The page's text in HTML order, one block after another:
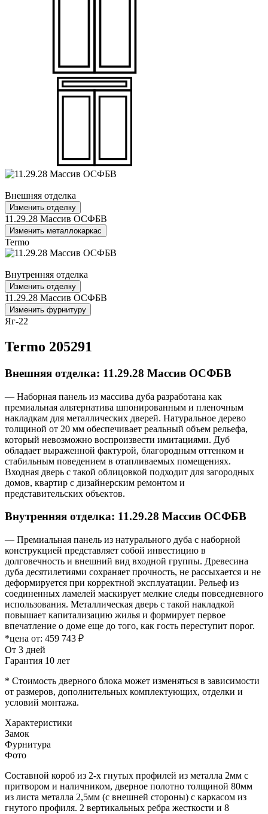
Внешняя отделка
Изменить отделку
11.29.28 Массив ОСФБВ
Изменить металлокаркас
Termo
Внутренняя отделка
Изменить отделку
11.29.28 Массив ОСФБВ
Изменить фурнитуру
Яг-22
Termo 205291
Внешняя отделка: 11.29.28 Массив ОСФБВ
— Наборная панель из массива дуба разработана как
премиальная альтернатива шпонированным и пленочным
накладкам для металлических дверей. Натуральное дерево
толщиной от 20 мм обеспечивает реальный объем рельефа,
который невозможно воспроизвести имитациями. Дуб
обладает выраженной фактурой, благородным оттенком и
стабильным поведением в отапливаемых помещениях.
Входная дверь с такой облицовкой подходит для загородных
домов, квартир с дизайнерским ремонтом и
представительских объектов.
Внутренняя отделка: 11.29.28 Массив ОСФБВ
— Премиальная панель из натурального дуба с наборной
конструкцией представляет собой инвестицию в
долговечность и внешний вид входной группы. Древесина
дуба десятилетиями сохраняет прочность, не рассыхается и не
деформируется при корректной эксплуатации. Рельеф из
соединенных ламелей маскирует мелкие следы повседневного
использования. Металлическая дверь с такой накладкой
повышает капитализацию жилья и формирует первое
впечатление о доме еще до того, как гость переступит порог.
*цена от: 459 743 ₽
От 3 дней
Гарантия 10 лет
* Стоимость дверного блока может изменяться в зависимости
от размеров, дополнительных комплектующих, отделки и
условий монтажа.
Характеристики
Замок
Фурнитура
Фото
Составной короб из 2-х гнутых профилей из металла 2мм с
притвором и наличником, дверное полотно толщиной 80мм
из листа металла 2,5мм (с внешней стороны) c каркасом из
гнутого профиля. 2 вертикальных ребра жесткости и 8